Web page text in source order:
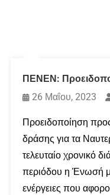
ΠΕΝΕΝ:
26 Μαΐου, 2023
Προειδοποίηση
δράσης για τα
τελευταίο χρονικό
περιόδου η Ένωσή
ενέργειες που